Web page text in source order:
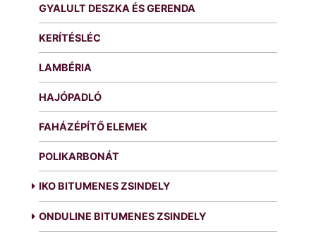
GYALULT DESZKA ÉS GERENDA
KERÍTÉSLÉC
LAMBÉRIA
HAJÓPADLÓ
FAHÁZÉPÍTŐ ELEMEK
POLIKARBONÁT
IKO BITUMENES ZSINDELY
ONDULINE BITUMENES ZSINDELY